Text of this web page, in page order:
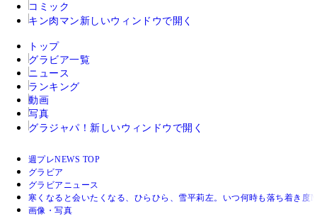
コミック
キン肉マン 新しいウィンドウで開く
トップ
グラビア一覧
ニュース
ランキング
動画
写真
グラジャパ！ 新しいウィンドウで開く
週プレNEWS TOP
グラビア
グラビアニュース
寒くなると会いたくなる、ひらひら、雪平莉左。いつ何時も落ち着き
画像・写真